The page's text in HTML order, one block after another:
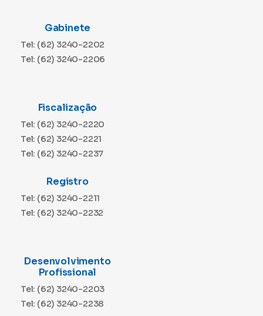
Gabinete
Tel: (62) 3240-2202
Tel: (62) 3240-2206
Fiscalização
Tel: (62) 3240-2220
Tel: (62) 3240-2221
Tel: (62) 3240-2237
Registro
Tel: (62) 3240-2211
Tel: (62) 3240-2232
Desenvolvimento
Profissional
Tel: (62) 3240-2203
Tel: (62) 3240-2238